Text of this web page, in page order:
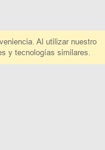
Al utilizar nuestro
y tecnologías similares.